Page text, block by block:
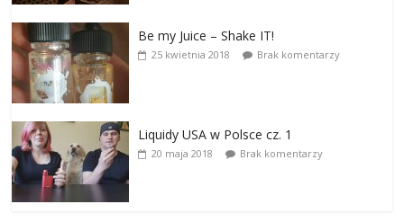
Be my Juice – Shake IT!
25 kwietnia 2018 Brak komentarzy
Liquidy USA w Polsce cz. 1
20 maja 2018 Brak komentarzy